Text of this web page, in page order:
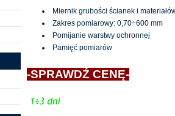
Miernik grubości ścianek i
Zakres pomiarowy: 0,70÷600 mm
Pomijanie warstwy ochronnej
Pamięć pomiarów
-SPRAWDŹ CENĘ-